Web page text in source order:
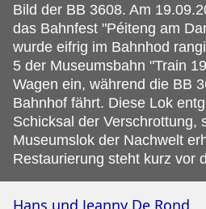
Bild der BB 3608. Am
das Bahnfest "Péiteng am
wurde eifrig im Bahnhod
5 der Museumsbahn "Train
Wagen ein, während die BB
Bahnhof fährt. Diese Lok
Schicksal der Verschrottung,
Museumslok der Nachwelt
Restaurierung steht kurz vor
Hans und Jeanny De Rond